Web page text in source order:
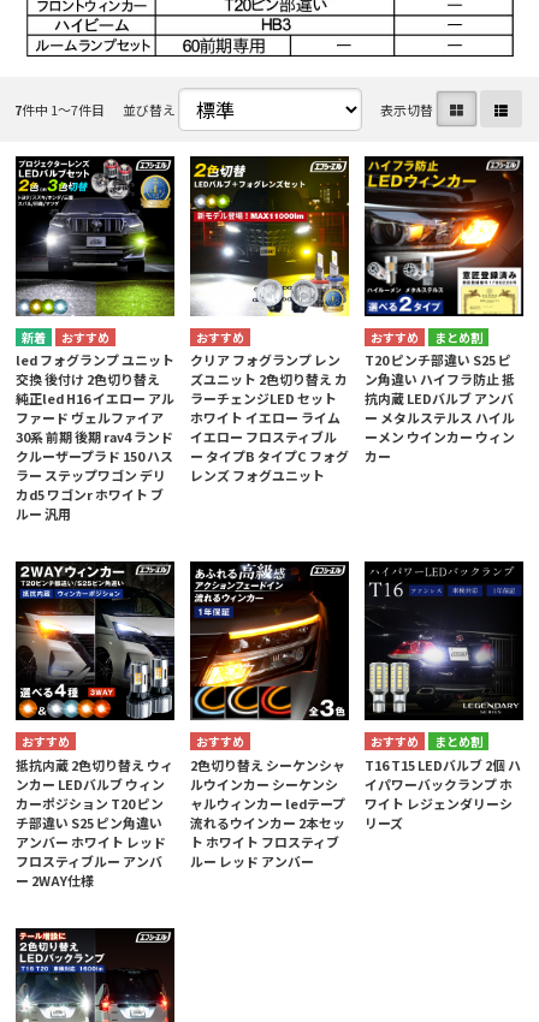
7件中 1〜7件目 並び替え 表示切替
led フォグランプ ユニット
交換 後付け 2色切り替え
純正led H16 イエロー アル
ファード ヴェルファイア
30系 前期 後期 rav4 ランド
クルーザープラド 150 ハス
ラー ステップワゴン デリ
カd5 ワゴンr ホワイト ブ
ルー 汎用
クリア フォグランプ レン
ズユニット 2色切り替え カ
ラーチェンジLED セット
ホワイト イエロー ライム
イエロー フロスティブル
ー タイプB タイプC フォグ
レンズ フォグユニット
まとめ割
T20 ピンチ部違い S25 ピ
ン角違い ハイフラ防止 抵
抗内蔵 LEDバルブ アンバ
ー メタルステルス ハイル
ーメン ウインカー ウィン
カー
抵抗内蔵 2色切り替え ウィ
ンカー LEDバルブ ウィン
カーポジション T20 ピン
チ部違い S25 ピン角違い
アンバー ホワイト レッド
フロスティブルー アンバ
ー 2WAY仕様
2色切り替え シーケンシャ
ルウインカー シーケンシ
ャルウィンカー ledテープ
流れるウインカー 2本セッ
ト ホワイト フロスティブ
ルー レッド アンバー
まとめ割
T16 T15 LEDバルブ 2個 ハ
イパワーバックランプ ホ
ワイト レジェンダリーシ
リーズ